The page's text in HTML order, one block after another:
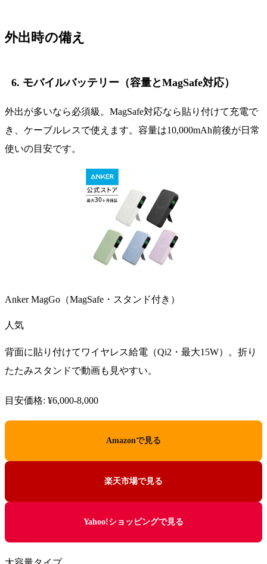
外出時の備え
6. モバイルバッテリー（容量とMagSafe対応）
外出が多いなら必須級。MagSafe対応なら貼り付けて充電で
き、ケーブルレスで使えます。容量は10,000mAh前後が日常
使いの目安です。
Anker MagGo（MagSafe・スタンド付き）
人気
背面に貼り付けてワイヤレス給電（Qi2・最大15W）。折り
たたみスタンドで動画も見やすい。
目安価格: ¥6,000-8,000
Amazonで見る
楽天市場で見る
Yahoo!ショッピングで見る